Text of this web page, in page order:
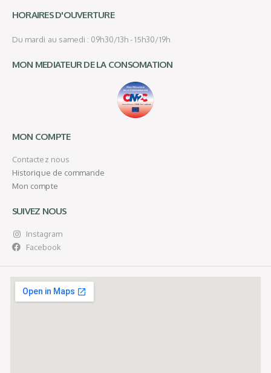
HORAIRES D'OUVERTURE
Du mardi au samedi : 09h30/13h - 15h30/19h
MON MEDIATEUR DE LA CONSOMATION
MON COMPTE
Contactez nous
Historique de commande
Mon compte
SUIVEZ NOUS
Instagram
Facebook